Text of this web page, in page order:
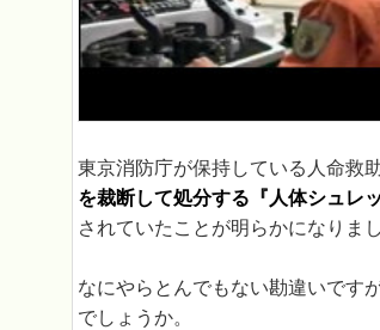
東京消防庁が保持している人命救
を裁断して処分する『人体シュレ
されていたことが明らかになりまし
なにやらとんでもない勘違いです
でしょうか。